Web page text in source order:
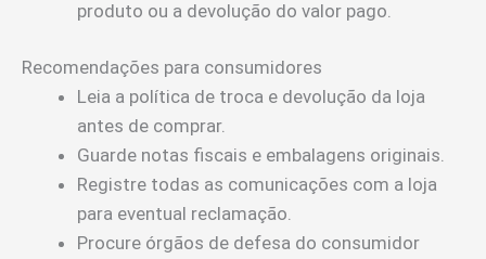
produto ou a devolução do valor pago.
Recomendações para consumidores
Leia a política de troca e devolução da loja
antes de comprar.
Guarde notas fiscais e embalagens originais.
Registre todas as comunicações com a loja
para eventual reclamação.
Procure órgãos de defesa do consumidor